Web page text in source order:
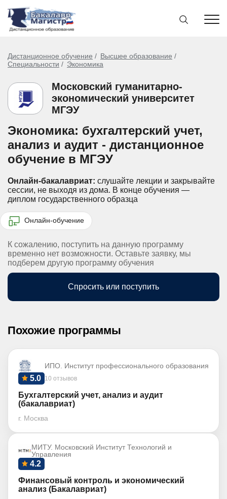
Дистанционное обучение
Высшее образование
Специальности
Экономика
Московский гуманитарно-
экономический университет
МГЭУ
Экономика: бухгалтерский учет,
анализ и аудит - дистанционное
обучение в МГЭУ
Онлайн-бакалавриат: слушайте лекции и закрывайте
сессии, не выходя из дома. В конце обучения —
диплом государственного образца
Онлайн-обучение
К сожалению, поступить на данную программу
временно нет возможности. Оставьте заявку, мы
подберем другую программу обучения
Спросить или поступить
Похожие программы
ИПО. Институт профессионального образования
10 отзывов
5.0
Бухгалтерский учет, анализ и аудит
(бакалавриат)
г. Москва
МИТУ. Московский Институт Технологий и
Управления
4.2
Финансовый контроль и экономический
анализ (Бакалавриат)